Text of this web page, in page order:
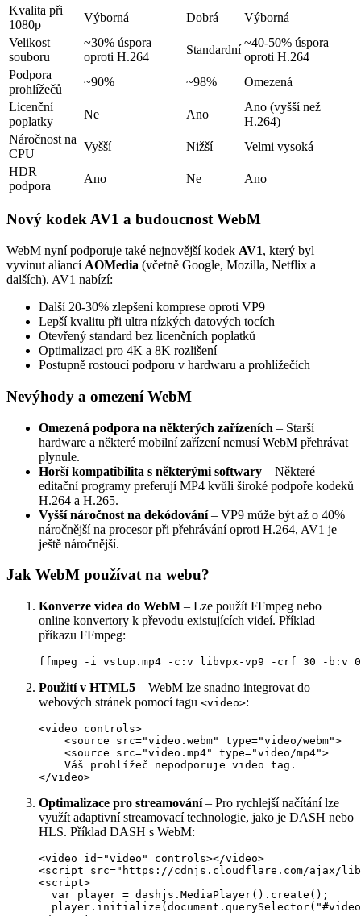
Kvalita při
1080p
Výborná Dobrá
Výborná
Velikost
souboru
~30% úspora
oproti H.264
Standardní
~40-50% úspora
oproti H.264
Podpora
prohlížečů
~90% ~98%
Omezená
Licenční
poplatky
Ne Ano
Ano (vyšší než
H.264)
Náročnost na
CPU
Vyšší Nižší
Velmi vysoká
HDR
podpora
Ano Ne Ano
Nový kodek AV1 a budoucnost WebM
WebM nyní podporuje také nejnovější kodek AV1, který byl
vyvinut aliancí AOMedia (včetně Google, Mozilla, Netflix a
dalších). AV1 nabízí:
Další 20-30% zlepšení komprese oproti VP9
Lepší kvalitu při ultra nízkých datových tocích
Otevřený standard bez licenčních poplatků
Optimalizaci pro 4K a 8K rozlišení
Postupně rostoucí podporu v hardwaru a prohlížečích
Nevýhody a omezení WebM
Omezená podpora na některých zařízeních – Starší
hardware a některé mobilní zařízení nemusí WebM přehrávat
plynule.
Horší kompatibilita s některými softwary – Některé
editační programy preferují MP4 kvůli široké podpoře kodeků
H.264 a H.265.
Vyšší náročnost na dekódování– VP9 může být až o 40%
náročnější na procesor při přehrávání oproti H.264, AV1 je
ještě náročnější.
Jak WebM používat na webu?
Konverze videa do WebM – Lze použít FFmpeg nebo
online konvertory k převodu existujících videí. Příklad
příkazu FFmpeg:
ffmpeg -i vstup.mp4 -c:v libvpx-vp9 -crf 30 -b:v 0
Použití v HTML5 – WebM lze snadno integrovat do
webových stránek pomocí tagu <video>:
<video controls>
    <source src="video.webm" type="video/webm">
    <source src="video.mp4" type="video/mp4">
    Váš prohlížeč nepodporuje video tag.
</video>
Optimalizace pro streamování– Pro rychlejší načítání lze
využít adaptivní streamovací technologie, jako je DASH nebo
HLS. Příklad DASH s WebM:
<video id="video" controls></video>
<script src="https://cdnjs.cloudflare.com/ajax/
<script>
  var player = dashjs.MediaPlayer().create();